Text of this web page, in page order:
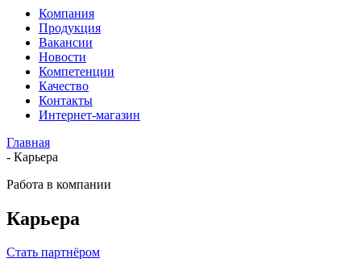
Компания
Продукция
Вакансии
Новости
Компетенции
Качество
Контакты
Интернет-магазин
Главная
- Карьера
Работа в компании
Карьера
Стать партнёром